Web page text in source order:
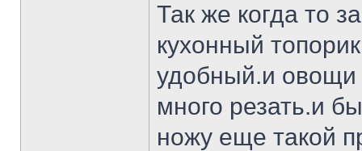
Так же когда то
кухонный
удобный.и овощи
много резать.и
ножу еще такой